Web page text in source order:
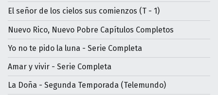
El señor de los cielos sus comienzos (T - 1)
Nuevo Rico, Nuevo Pobre Capítulos Completos
Yo no te pido la luna - Serie Completa
Amar y vivir - Serie Completa
La Doña - Segunda Temporada (Telemundo)